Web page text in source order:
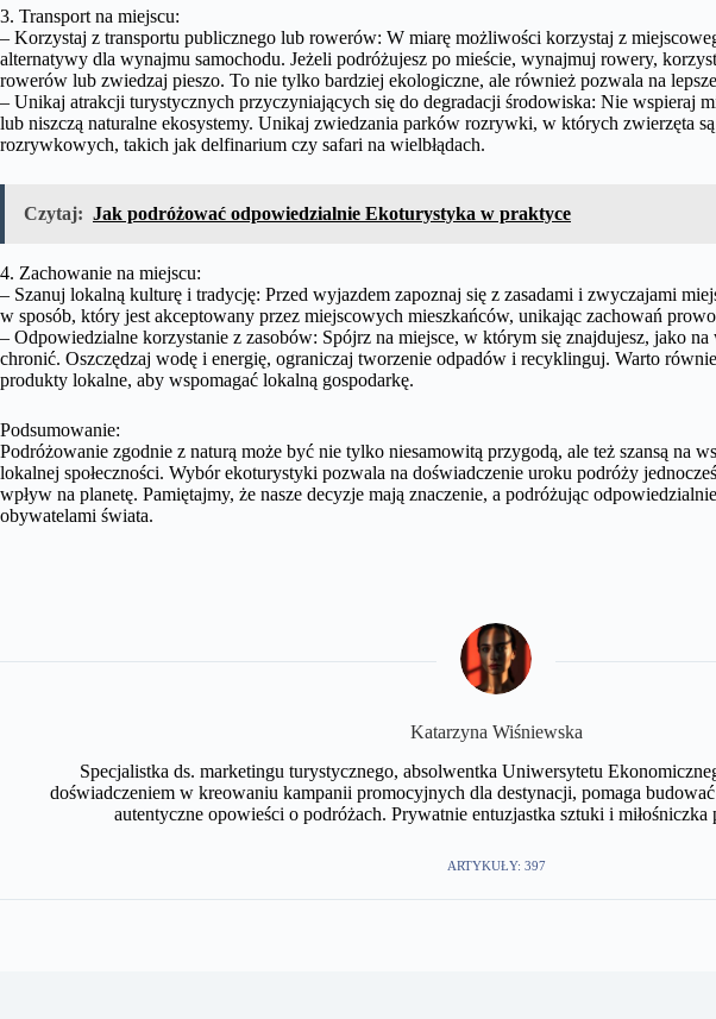
3. Transport na miejscu:
– Korzystaj z transportu publicznego lub rowerów: W miarę możliwości korzystaj z
alternatywy dla wynajmu samochodu. Jeżeli podróżujesz po mieście, wynajmuj rowery,
rowerów lub zwiedzaj pieszo. To nie tylko bardziej ekologiczne, ale również pozwala na
– Unikaj atrakcji turystycznych przyczyniających się do degradacji środowiska: Nie wspieraj
lub niszczą naturalne ekosystemy. Unikaj zwiedzania parków rozrywki, w których zwierzęta
rozrywkowych, takich jak delfinarium czy safari na wielbłądach.
Czytaj: Jak podróżować odpowiedzialnie Ekoturystyka w praktyce
4. Zachowanie na miejscu:
– Szanuj lokalną kulturę i tradycję: Przed wyjazdem zapoznaj się z zasadami i zwyczajami
w sposób, który jest akceptowany przez miejscowych mieszkańców, unikając zachowań
– Odpowiedzialne korzystanie z zasobów: Spójrz na miejsce, w którym się znajdujesz, jako
chronić. Oszczędzaj wodę i energię, ograniczaj tworzenie odpadów i recyklinguj. Warto
produkty lokalne, aby wspomagać lokalną gospodarkę.
Podsumowanie:
Podróżowanie zgodnie z naturą może być nie tylko niesamowitą przygodą, ale też szansą na
lokalnej społeczności. Wybór ekoturystyki pozwala na doświadczenie uroku podróży
wpływ na planetę. Pamiętajmy, że nasze decyzje mają znaczenie, a podróżując
obywatelami świata.
Katarzyna Wiśniewska
Specjalistka ds. marketingu turystycznego, absolwentka Uniwersytetu
doświadczeniem w kreowaniu kampanii promocyjnych dla destynacji, pomaga
autentyczne opowieści o podróżach. Prywatnie entuzjastka sztuki i
ARTYKUŁY: 397